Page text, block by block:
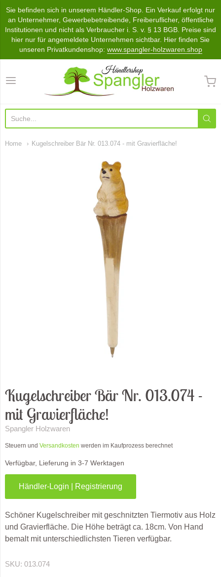
Sie befinden sich in unserem Händler-Shop. Ein Verkauf erfolgt nur
an Unternehmer, Gewerbebetreibende, Freiberuflicher, öffentliche
Institutionen und nicht als Verbraucher i. S. v. § 13 BGB. Preise sind
hier nur für angemeldete Unternehmen sichtbar. Hier finden Sie
unseren Privatkundenshop: www.spangler-holzwaren.shop
Händlershop Spangler
Home Kugelschreiber Bär Nr. 013.074 - mit Gravierfläche!
Kugelschreiber Bär Nr. 013.074 -
mit Gravierfläche!
Spangler Holzwaren
Steuern und Versandkosten werden im Kaufprozess berechnet
Verfügbar, Lieferung in 3-7 Werktagen
Händler-Login | Registrierung
Schöner Kugelschreiber mit geschnitzten Tiermotiv aus Holz
und Gravierfläche. Die Höhe beträgt ca. 18cm. Von Hand
bemalt mit unterschiedlichsten Tieren verfügbar.
SKU: 013.074